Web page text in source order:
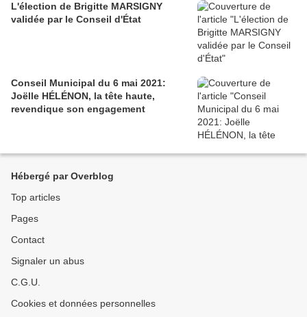
L'élection de Brigitte MARSIGNY
validée par le Conseil d'État
Conseil Municipal du 6 mai 2021:
Joëlle HÉLÉNON, la tête haute,
revendique son engagement
Hébergé par Overblog
Top articles
Pages
Contact
Signaler un abus
C.G.U.
Cookies et données personnelles